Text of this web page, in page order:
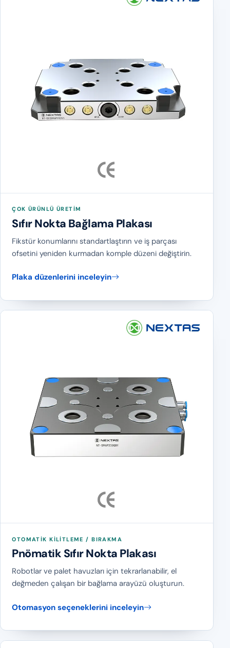
ÇOK ÜRÜNLÜ ÜRETIM
Sıfır Nokta Bağlama Plakası
Fikstür konumlarını standartlaştırın ve iş parçası
ofsetini yeniden kurmadan komple düzeni değiştirin.
Plaka düzenlerini inceleyin
OTOMATIK KILITLEME / BIRAKMA
Pnömatik Sıfır Nokta Plakası
Robotlar ve palet havuzları için tekrarlanabilir, el
değmeden çalışan bir bağlama arayüzü oluşturun.
Otomasyon seçeneklerini inceleyin